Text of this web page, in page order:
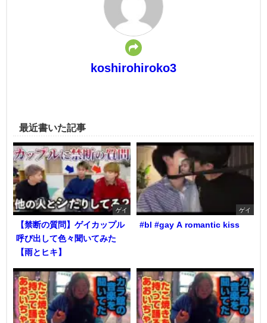
koshirohiroko3
最近書いた記事
ゲイ
【禁断の質問】ゲイカップル
呼び出して色々聞いてみた
【雨とヒキ】
ゲイ
#bl #gay A romantic kiss